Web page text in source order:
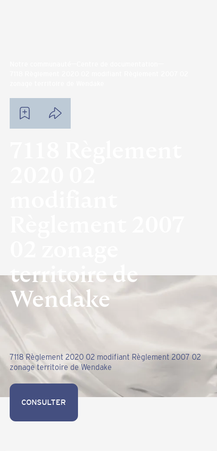
territoire de
Wendake
7118 Règlement 2020 02 modifiant Règlement 2007 02
zonage territoire de Wendake
CONSULTER
CONSULTER